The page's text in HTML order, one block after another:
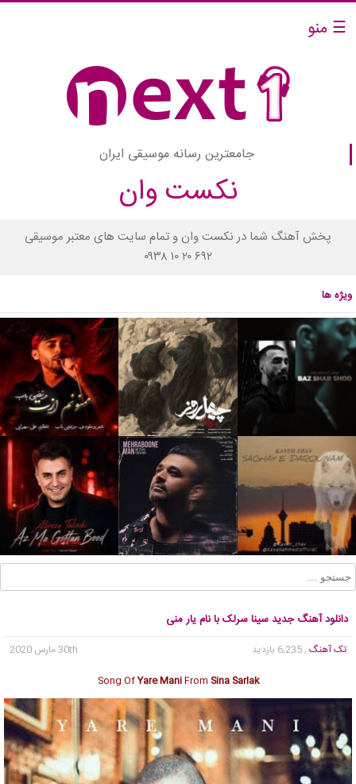
☰ منو
جامعترین رسانه موسیقی ایران
نکست وان
پخش آهنگ شما در نکست وان و تمام سایت های معتبر موسیقی
۰۹۳۸ ۱۰ ۲۰ ۶۹۲
ویژه ها
دانلود آهنگ جدید سینا سرلک با نام یار منی
تک آهنگ , 6,235 بازدید
30th مارس 2020
Song OfYare ManiFrom Sina Sarlak